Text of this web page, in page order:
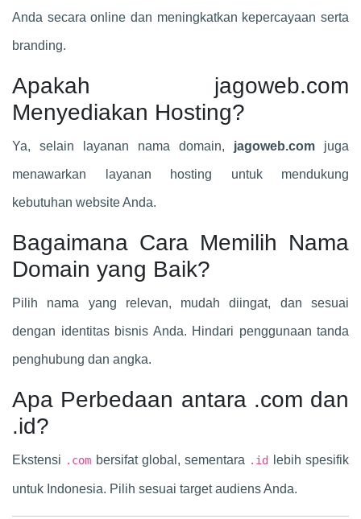
Anda secara online dan meningkatkan kepercayaan serta
branding.
Apakah jagoweb.com
Menyediakan Hosting?
Ya, selain layanan nama domain, jagoweb.com juga
menawarkan layanan hosting untuk mendukung
kebutuhan website Anda.
Bagaimana Cara Memilih Nama
Domain yang Baik?
Pilih nama yang relevan, mudah diingat, dan sesuai
dengan identitas bisnis Anda. Hindari penggunaan tanda
penghubung dan angka.
Apa Perbedaan antara .com dan
.id?
Ekstensi .com bersifat global, sementara .id lebih spesifik
untuk Indonesia. Pilih sesuai target audiens Anda.